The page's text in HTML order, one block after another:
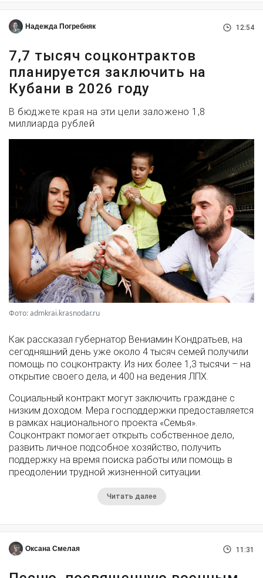
Надежда Погребняк 12:54
7,7 тысяч соцконтрактов
планируется заключить на
Кубани в 2026 году
В бюджете края на эти цели заложено 1,8
миллиарда рублей
Фото: admkrai.krasnodar.ru
Как рассказал губернатор Вениамин Кондратьев, на
сегодняшний день уже около 4 тысяч семей получили
помощь по соцконтракту. Из них более 1,3 тысячи – на
открытие своего дела, и 400 на ведения ЛПХ.
Социальный контракт могут заключить граждане с
низким доходом. Мера господдержки предоставляется
в рамках национального проекта «Семья».
Соцконтракт помогает открыть собственное дело,
развить личное подсобное хозяйство, получить
поддержку на время поиска работы или помощь в
преодолении трудной жизненной ситуации.
Читать далее
Оксана Смелая 11:31